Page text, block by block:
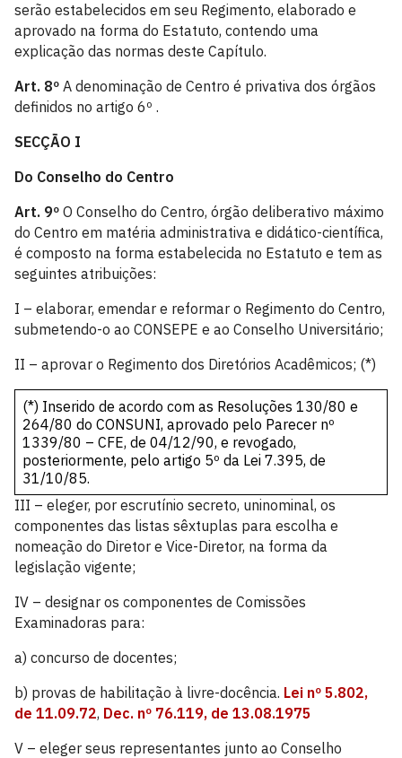
serão estabelecidos em seu Regimento, elaborado e
aprovado na forma do Estatuto, contendo uma
explicação das normas deste Capítulo.
Art. 8º A denominação de Centro é privativa dos órgãos
definidos no artigo 6º .
SECÇÃO I
Do Conselho do Centro
Art. 9º O Conselho do Centro, órgão deliberativo máximo
do Centro em matéria administrativa e didático-científica,
é composto na forma estabelecida no Estatuto e tem as
seguintes atribuições:
I – elaborar, emendar e reformar o Regimento do Centro,
submetendo-o ao CONSEPE e ao Conselho Universitário;
II – aprovar o Regimento dos Diretórios Acadêmicos; (*)
(*) Inserido de acordo com as Resoluções 130/80 e
264/80 do CONSUNI, aprovado pelo Parecer nº
1339/80 – CFE, de 04/12/90, e revogado,
posteriormente, pelo artigo 5º da Lei 7.395, de
31/10/85.
III – eleger, por escrutínio secreto, uninominal, os
componentes das listas sêxtuplas para escolha e
nomeação do Diretor e Vice-Diretor, na forma da
legislação vigente;
IV – designar os componentes de Comissões
Examinadoras para:
a) concurso de docentes;
b) provas de habilitação à livre-docência. Lei nº 5.802,
de 11.09.72, Dec. nº 76.119, de 13.08.1975
V – eleger seus representantes junto ao Conselho